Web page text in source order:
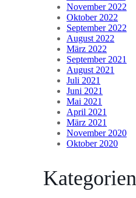
November 2022
Oktober 2022
September 2022
August 2022
März 2022
September 2021
August 2021
Juli 2021
Juni 2021
Mai 2021
April 2021
März 2021
November 2020
Oktober 2020
Kategorien